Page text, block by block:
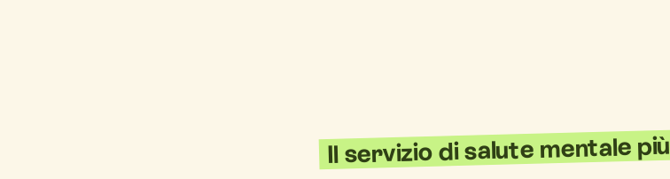
Il servizio di salute mentale